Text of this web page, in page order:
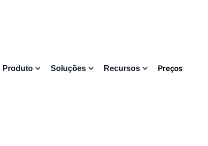
Produto Soluções Recursos Preços